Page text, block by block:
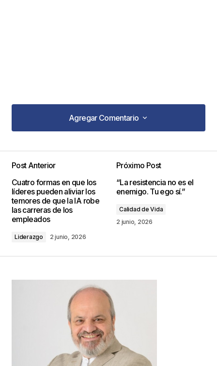
Agregar Comentario
Agregar Comentario
publicada. Los campos obligatorios están
marcados con*
Comentario
Your Name*
*
Guarda mi nombre, correo electrónico y web en
este navegador para la próxima vez que
comente.
Post Anterior
Cuatro formas en que los
líderes pueden aliviar los
temores de que la IA robe
las carreras de los
empleados
Liderazgo 2 junio, 2026
Próximo Post
“La resistencia no es el
enemigo. Tu ego sí.”
Calidad de Vida
2 junio, 2026